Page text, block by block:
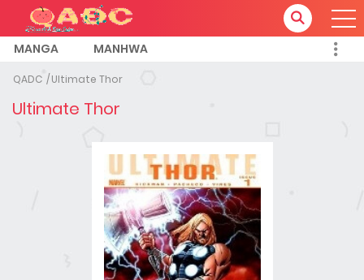
MANGA MANHWA
QADC Ultimate Thor
Ultimate Thor